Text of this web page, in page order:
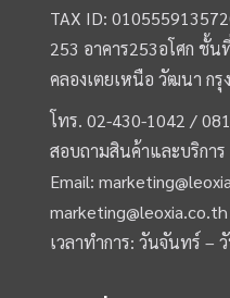
TAX ID:
253 อาคาร253อโศก ชั้
คลองเตยเหนือ วัฒนา ก
โทร.02-430-1042 /
สอบถามสินค้าและบริกา
Email:
marketing@leoxia.co.th
เวลาทำการ: วันจันทร์ –